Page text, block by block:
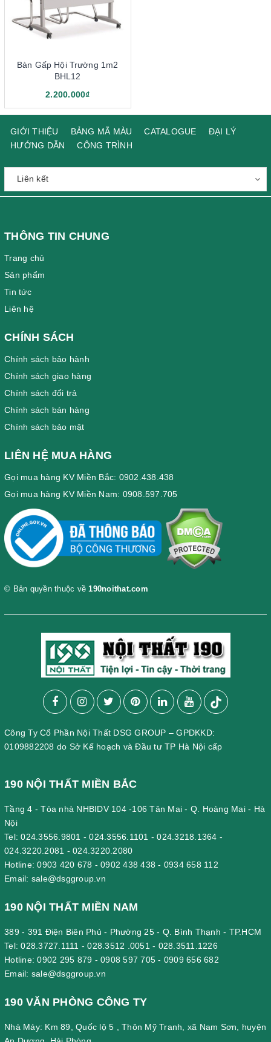
Bàn Gấp Hội Trường 1m2
BHL12
2.200.000₫
GIỚI THIỆU BẢNG MÃ MÀU CATALOGUE
ĐẠI LÝ
HƯỚNG DẪN
CÔNG TRÌNH
THÔNG TIN CHUNG
Trang chủ
Sản phẩm
Tin tức
Liên hệ
CHÍNH SÁCH
Chính sách bảo hành
Chính sách giao hàng
Chính sách đổi trả
Chính sách bán hàng
Chính sách bảo mật
LIÊN HỆ MUA HÀNG
Gọi mua hàng KV Miền Bắc: 0902.438.438
Gọi mua hàng KV Miền Nam: 0908.597.705
© Bản quyền thuộc về 190noithat.com
Công Ty Cổ Phần Nội Thất DSG GROUP – GPDKKD:
0109882208 do Sở Kế hoạch và Đầu tư TP Hà Nội cấp
190 NỘI THẤT MIỀN BẮC
Tầng 4 - Tòa nhà NHBIDV 104 -106 Tân Mai - Q. Hoàng Mai - Hà
Nội
Tel:024.3556.9801 -024.3556.1101 -024.3218.1364 -
024.3220.2081 - 024.3220.2080
Hotline:0903 420 678 - 0902 438 438 - 0934 658 112
Email: sale@dsggroup.vn
190 NỘI THẤT MIỀN NAM
389 - 391 Điện Biên Phủ - Phường 25 - Q. Bình Thạnh - TP.HCM
Tel:028.3727.1111 -028.3512 .0051 - 028.3511.1226
Hotline:0902 295 879 - 0908 597 705 - 0909 656 682
Email: sale@dsggroup.vn
190 VĂN PHÒNG CÔNG TY
Nhà Máy: Km 89, Quốc lộ 5 , Thôn Mỹ Tranh, xã Nam Sơn, huyện